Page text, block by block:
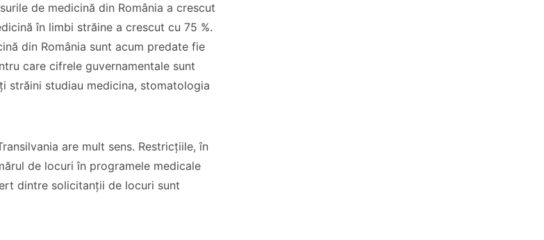
ai pleca(t) din
Dragă Ciprian.
Mesaj Florin
CITEȘTE
de medicină din România a crescut
în limbi străine a crescut cu 75 %.
din România sunt acum predate fie
care cifrele guvernamentale sunt
străini studiau medicina, stomatologia
are mult sens. Restricțiile, în
de locuri în programele medicale
dintre solicitanții de locuri sunt